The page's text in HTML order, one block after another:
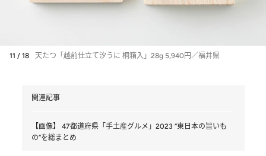
11 / 18 天たつ「越前仕立て汐うに 桐箱入」28g 5,940円／福井県
関連記事
【画像】 47都道府県「手土産グルメ」2023 “東日本の旨いも
の”を総まとめ